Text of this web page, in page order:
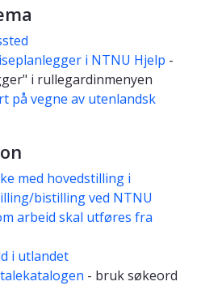
i NTNU Hjelp -
i rullegardinmenyen
på vegne av utenlandsk
med hovedstilling i
bistilling ved NTNU
arbeid skal utføres fra
i utlandet
- bruk søkeord